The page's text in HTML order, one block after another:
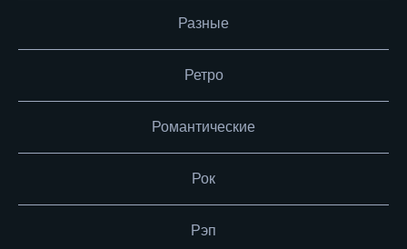
Разные
Ретро
Романтические
Рок
Рэп